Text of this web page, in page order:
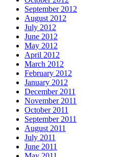
September 2012
August 2012
July 2012
June 2012
May 2012
April 2012
March 2012
February 2012
January 2012
December 2011
November 2011
October 2011
September 2011
August 2011
July 2011
June 2011